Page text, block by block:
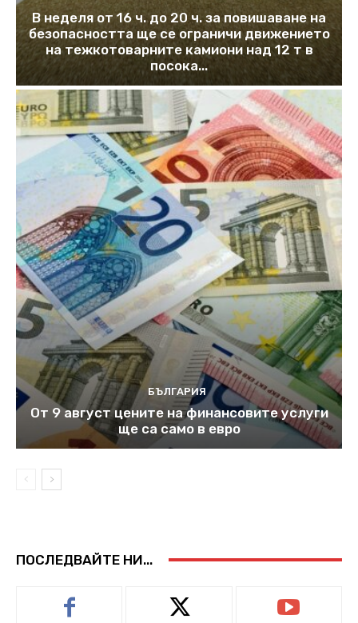
В неделя от 16 ч. до 20 ч. за повишаване на
безопасността ще се ограничи движението
на тежкотоварните камиони над 12 т в
посока...
БЪЛГАРИЯ
От 9 август цените на финансовите услуги
ще са само в евро
ПОСЛЕДВАЙТЕ НИ...